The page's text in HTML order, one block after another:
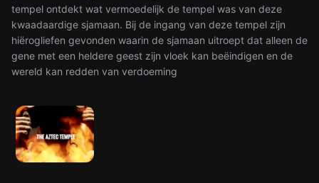
tempel ontdekt wat vermoedelijk de tempel was van deze
kwaadaardige sjamaan. Bij de ingang van deze tempel zijn
hiërogliefen gevonden waarin de sjamaan uitroept dat alleen de
gene met een heldere geest zijn vloek kan beëindigen en de
wereld kan redden van verdoeming